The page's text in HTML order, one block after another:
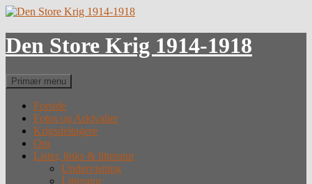
Hop
indhold
Den Store Krig 1914-1918
Søg
Primær menu
Forside
Fotos og Arkivalier
Krigsdeltagere
Om
Lister, links & litteratur
Undervisning
Litteratur